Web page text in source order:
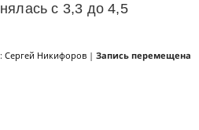
с 3,3 до 4,5
Сергей Никифоров | Запись перемещена